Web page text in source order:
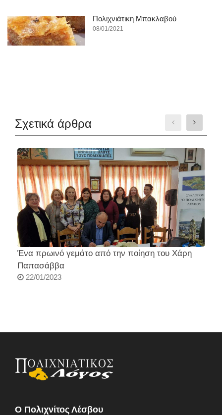
Πολιχνιάτικη Μπακλαβού
08/01/2021
Σχετικά άρθρα
Ένα πρωινό γεμάτο από την ποίηση του Χάρη
Παπασάββα
22/01/2023
O Πολιχνίτος Λέσβου